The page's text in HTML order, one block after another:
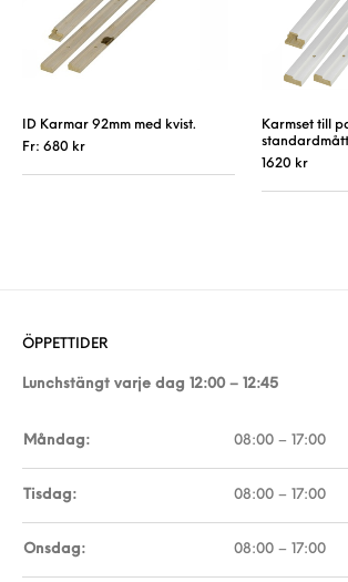
ID Karmar 92mm med kvist.
Fr:680 kr
Karmset till
1620 kr
ÖPPETTIDER
Lunchstängt varje dag 12:00 – 12:45
Måndag: 08:00 – 17:00
Tisdag: 08:00 – 17:00
Onsdag: 08:00 – 17:00